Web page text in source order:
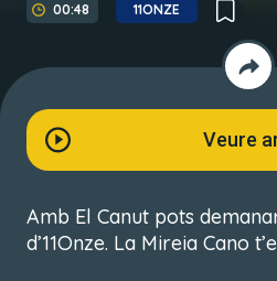
00:48 11ONZE
Veure
Amb El Canut pots
d’11Onze. La Mireia Cano